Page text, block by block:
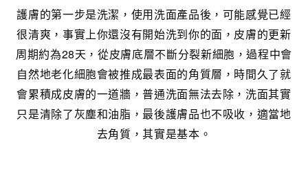
護膚的第一步是洗潔，使用洗面產品後，可能感覺已經
很清爽，事實上你還沒有開始洗到你的面，皮膚的更新
周期約為28天，從皮膚底層不斷分裂新細胞，過程中會
自然地老化細胞會被推成最表面的角質層，時間久了就
會累積成皮膚的一道牆，普通洗面無法去除，洗面其實
只是清除了灰塵和油脂，最後護膚品也不吸收，適當地
去角質，其實是基本。